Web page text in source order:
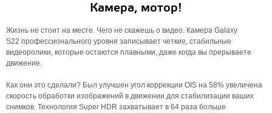
Камера, мотор!
Жизнь не стоит на месте. Чего не скажешь о видео. Камера Galaxy
S22 профессионального уровня записывает четкие, стабильные
видеоролики, которые остаются плавными, даже когда вы прерываете
движение.
Как они это сделали? Был улучшен угол коррекции OIS на 58% увеличена
скорость обработки изображений в движении для стабилизации ваших
снимков. Технология Super HDR захватывает в 64 раза больше